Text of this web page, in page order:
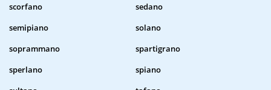
scorfano
sedano
semipiano
solano
soprammano
spartigrano
sperlano
spiano